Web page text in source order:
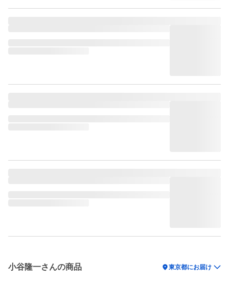
小谷隆一さんの商品 location_on東京都にお届け